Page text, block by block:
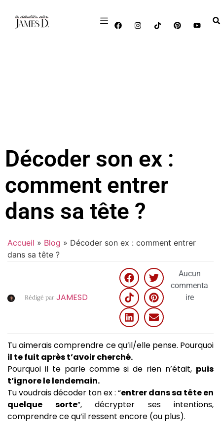
Décoder son ex :
comment entrer
dans sa tête ?
Accueil » Blog » Décoder son ex : comment entrer
dans sa tête ?
Rédigé par JAMESD
Aucun
commenta
ire
Tu aimerais comprendre ce qu’il/elle pense. Pourquoi
il te fuit après t’avoir cherché.
Pourquoi il te parle comme si de rien n’était, puis
t’ignore le lendemain.
Tu voudrais décoder ton ex : “entrer dans sa tête en
quelque sorte”, décrypter ses intentions,
comprendre ce qu’il ressent encore (ou plus).